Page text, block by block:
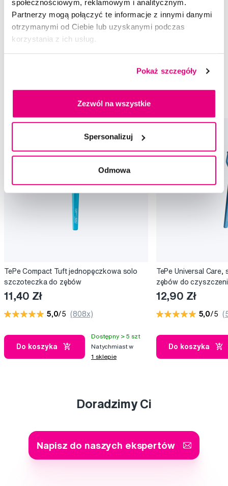
społecznościowym, reklamowym i analitycznym.
Partnerzy mogą połączyć te informacje z innymi danymi
otrzymanymi od Ciebie lub uzyskanymi podczas
korzystania z ich usług.
Pokaż szczegóły
Zezwól na wszystkie
Spersonalizuj
Odmowa
Przestrzenie międzyzębowe Szczoteczki międzyzębowe
Miękkie szczoteczki międzyzębowe Według rozmiaru
TePe Compact Tuft jednopęczkowa solo
szczoteczka do zębów
11,40 Zł
5,0/5 (808x)
Do koszyka
Dostępny > 5 szt
Natychmiast w
1 sklepie
TePe Universal
zębów do
ortodontycznych i
12,90 Zł
5,0/5
Do koszyka
Doradzimy Ci
Napisz do naszych ekspertów